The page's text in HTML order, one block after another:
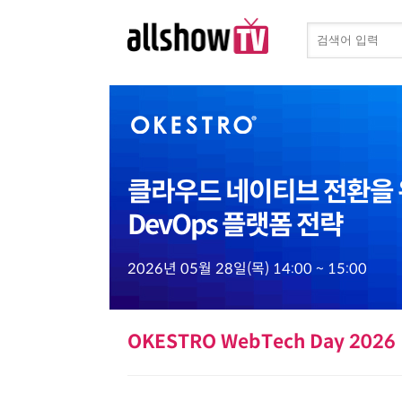
클라우드 네이티브 전환을
DevOps 플랫폼 전략
2026년 05월 28일(목) 14:00 ~ 15:00
OKESTRO WebTech Day 2026